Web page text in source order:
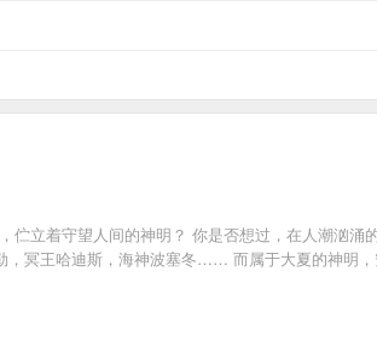
立着守望人间的神明？ 你是否想过，在人潮汹涌
冥王哈迪斯，海神波塞冬…… 而属于大夏的神明，